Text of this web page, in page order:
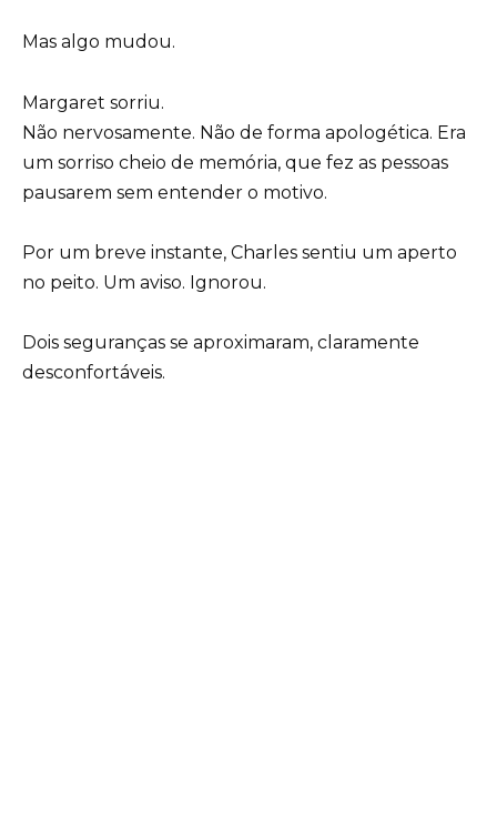
Mas algo mudou.
Margaret sorriu.
Não nervosamente. Não de forma apologética. Era
um sorriso cheio de memória, que fez as pessoas
pausarem sem entender o motivo.
Por um breve instante, Charles sentiu um aperto
no peito. Um aviso. Ignorou.
Dois seguranças se aproximaram, claramente
desconfortáveis.